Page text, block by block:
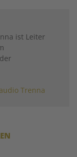
ist Leiter
Trenna